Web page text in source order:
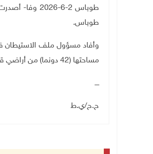
طوباس 2-6-
طوباس.
وأفاد مسؤول ملف الاستيطان
مساحتها (42 دونما) من أراضي قرية تياسير شرق طوباس، لـ"أغراض عسكرية".
ــــ
ح.ح/ي.ط